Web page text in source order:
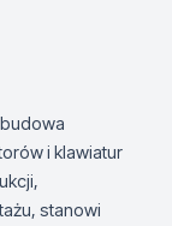
i klawiatur
stanowi